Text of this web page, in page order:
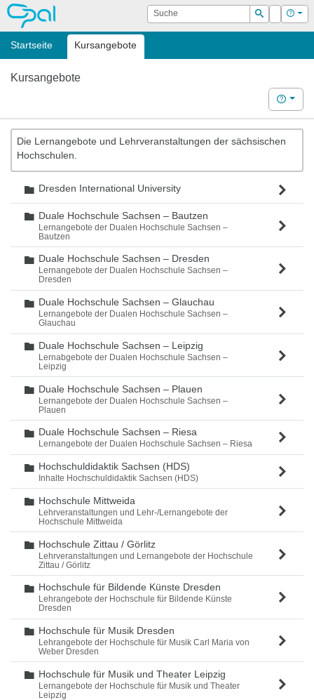
OPAL Suche
Suchen
Login Hilfe
Startseite Kursangebote
Kursangebote
Hilfe
Die Lernangebote und Lehrveranstaltungen der sächsischen
Hochschulen.
Ordner
Dresden International University
Ordner
Duale Hochschule Sachsen – Bautzen
Lernangebote der Dualen Hochschule Sachsen –
Bautzen
Ordner
Duale Hochschule Sachsen – Dresden
Lernangebote der Dualen Hochschule Sachsen –
Dresden
Ordner
Duale Hochschule Sachsen – Glauchau
Lernangebote der Dualen Hochschule Sachsen –
Glauchau
Ordner
Duale Hochschule Sachsen – Leipzig
Lernabgebote der Dualen Hochschule Sachsen –
Leipzig
Ordner
Duale Hochschule Sachsen – Plauen
Lernangebote der Dualen Hochschule Sachsen –
Plauen
Ordner
Duale Hochschule Sachsen – Riesa
Lernangebote der Dualen Hochschule Sachsen – Riesa
Ordner
Hochschuldidaktik Sachsen (HDS)
Inhalte Hochschuldidaktik Sachsen (HDS)
Ordner
Hochschule Mittweida
Lehrveranstaltungen und Lehr-/Lernangebote der
Hochschule Mittweida
Ordner
Hochschule Zittau / Görlitz
Lehrveranstaltungen und Lernangebote der Hochschule
Zittau / Görlitz
Ordner
Hochschule für Bildende Künste Dresden
Lehrangebote der Hochschule für Bildende Künste
Dresden
Ordner
Hochschule für Musik Dresden
Lehrangebote der Hochschule für Musik Carl Maria von
Weber Dresden
Ordner
Hochschule für Musik und Theater Leipzig
Lernangebote der Hochschule für Musik und Theater
Leipzig